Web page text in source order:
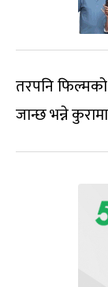
तरपनि
जान्छ भन्ने